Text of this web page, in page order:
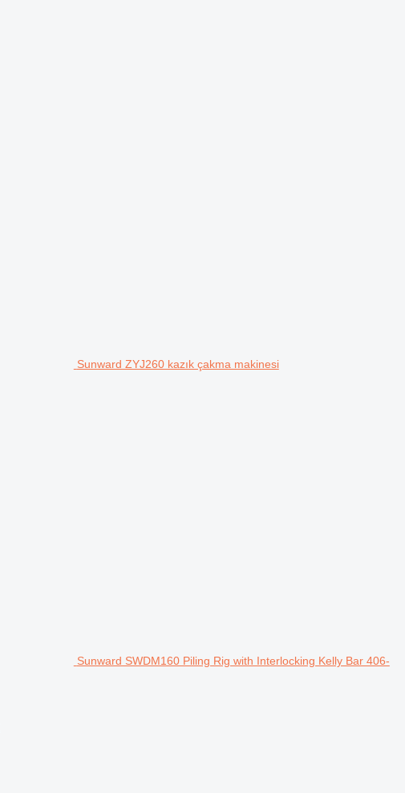
Sunward ZYJ260 kazık çakma makinesi
Sunward SWDM160 Piling Rig with Interlocking Kelly Bar 406-